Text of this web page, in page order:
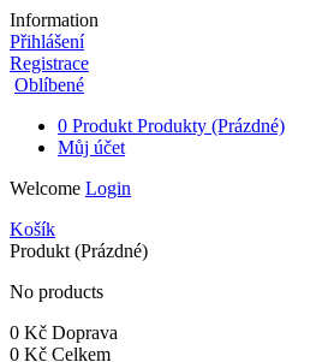
Information
Přihlášení
Registrace
Oblíbené
0 Produkt Produkty (Prázdné)
Můj účet
Welcome Login
Košík
Produkt (Prázdné)
No products
0 Kč Doprava
0 Kč Celkem